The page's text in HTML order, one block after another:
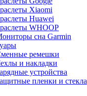
Xiaomi
Huawei
WHOOP
сна Garmin
ремешки
и накладки
устройства
пленки и стекла